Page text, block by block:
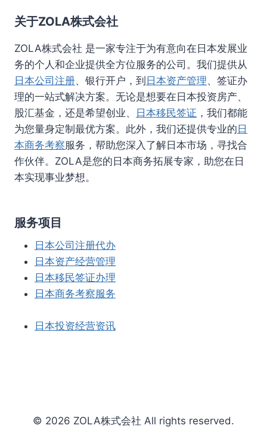
关于ZOLA株式会社
ZOLA株式会社 是一家专注于为有意向在日本发展业
务的个人和企业提供全方位服务的公司。我们提供从
日本公司注册、银行开户，到日本资产管理、签证办
理的一站式解决方案。无论是想要在日本投资房产、
股汇基金，还是希望创业、 日本移民签证 ，我们都能
为您量身定制最优方案。此外，我们还提供专业的日
本商务考察服务，帮助您深入了解日本市场，寻找合
作伙伴。ZOLA是您的日本商务拓展专家，助您在日
本实现事业梦想。
服务项目
日本公司注册代办
日本资产经营管理
日本移民签证办理
日本商务考察服务
日本投资经营资讯
© 2026 ZOLA株式会社 All rights reserved.